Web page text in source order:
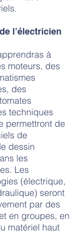
l’électricien
à
moteurs, des
des
techniques
permettront de
de
dessin
les
Les
(électrique,
seront
par des
en groupes, en
matériel haut